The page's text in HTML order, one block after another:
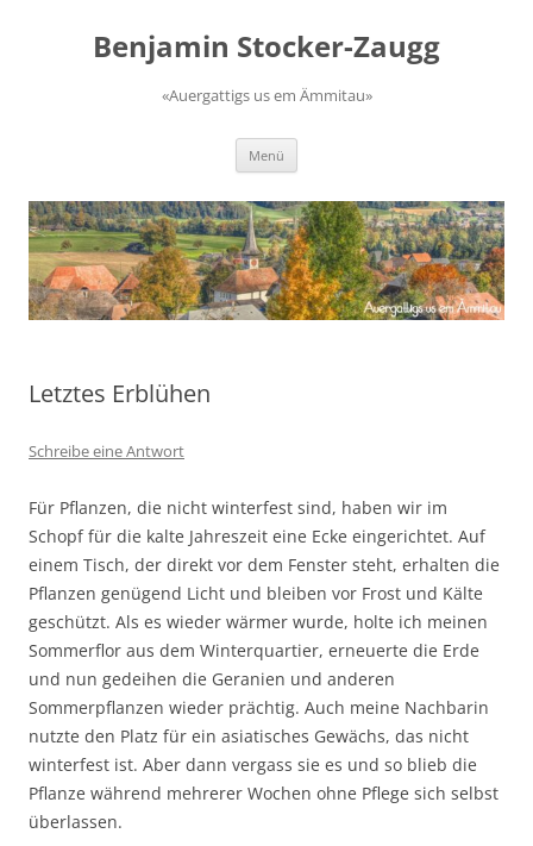
springenBenjamin Stocker-Zaugg
«Auergattigs us em Ämmitau»
Menü
Letztes Erblühen
Schreibe eine Antwort
Für Pflanzen, die nicht winterfest sind, haben wir im
Schopf für die kalte Jahreszeit eine Ecke eingerichtet. Auf
einem Tisch, der direkt vor dem Fenster steht, erhalten die
Pflanzen genügend Licht und bleiben vor Frost und Kälte
geschützt. Als es wieder wärmer wurde, holte ich meinen
Sommerflor aus dem Winterquartier, erneuerte die Erde
und nun gedeihen die Geranien und anderen
Sommerpflanzen wieder prächtig. Auch meine Nachbarin
nutzte den Platz für ein asiatisches Gewächs, das nicht
winterfest ist. Aber dann vergass sie es und so blieb die
Pflanze während mehrerer Wochen ohne Pflege sich selbst
überlassen.